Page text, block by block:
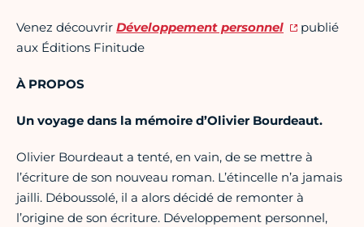
Venez découvrir Développement personnel
publié
aux Éditions Finitude
À PROPOS
Un voyage dans la mémoire d’Olivier Bourdeaut.
Olivier Bourdeaut a tenté, en vain, de se mettre à
l’écriture de son nouveau roman. L’étincelle n’a jamais
jailli. Déboussolé, il a alors décidé de remonter à
l’origine de son écriture. Développement personnel,